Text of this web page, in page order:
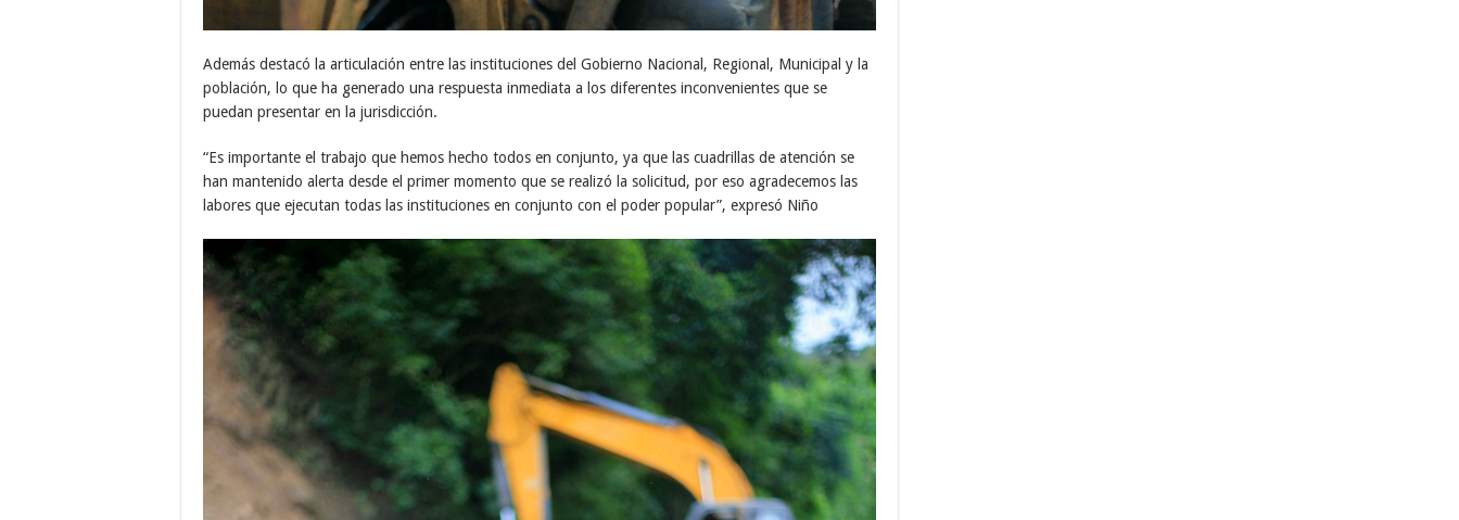
Además destacó la articulación entre las instituciones del Gobierno Nacional, Regional, Municipal y la
población, lo que ha generado una respuesta inmediata a los diferentes inconvenientes que se
puedan presentar en la jurisdicción.
“Es importante el trabajo que hemos hecho todos en conjunto, ya que las cuadrillas de atención se
han mantenido alerta desde el primer momento que se realizó la solicitud, por eso agradecemos las
labores que ejecutan todas las instituciones en conjunto con el poder popular”, expresó Niño